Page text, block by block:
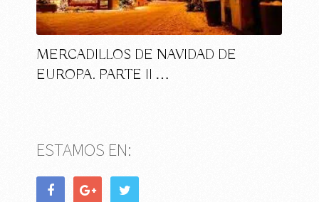
MERCADILLOS DE NAVIDAD DE
EUROPA. PARTE II …
ESTAMOS EN: